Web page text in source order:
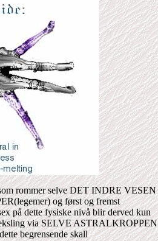
rommer selve DET INDRE VESEN
og først og fremst
på dette fysiske nivå blir derved kun
via SELVE ASTRALKROPPEN
begrensende skall